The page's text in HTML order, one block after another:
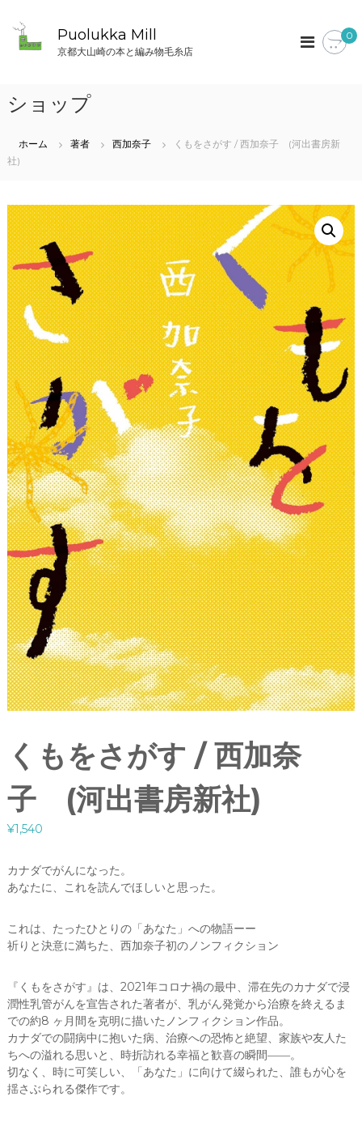
プ
Puolukka Mill
京都大山崎の本と編み物毛糸店
0
ショップ
ホーム 著者 西加奈子
くもをさがす / 西加奈子 (河出書房新
社)
くもをさがす / 西加奈
子 (河出書房新社)
¥1,540
カナダでがんになった。
あなたに、これを読んでほしいと思った。
これは、たったひとりの「あなた」への物語ーー
祈りと決意に満ちた、西加奈子初のノンフィクション
『くもをさがす』は、2021年コロナ禍の最中、滞在先のカナダで浸
潤性乳管がんを宣告された著者が、乳がん発覚から治療を終えるま
での約8 ヶ月間を克明に描いたノンフィクション作品。
カナダでの闘病中に抱いた病、治療への恐怖と絶望、家族や友人た
ちへの溢れる思いと、時折訪れる幸福と歓喜の瞬間――。
切なく、時に可笑しい、「あなた」に向けて綴られた、誰もが心を
揺さぶられる傑作です。